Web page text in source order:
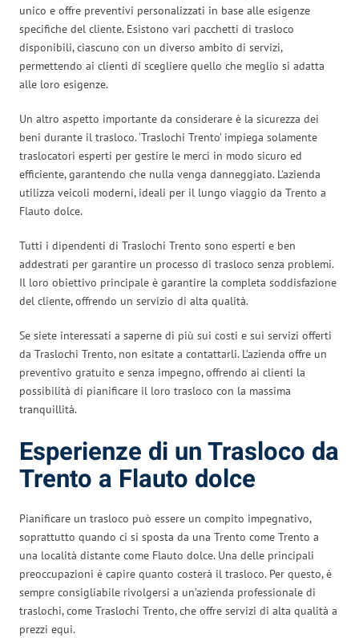
unico e offre preventivi personalizzati in base alle esigenze
specifiche del cliente. Esistono vari pacchetti di trasloco
disponibili, ciascuno con un diverso ambito di servizi,
permettendo ai clienti di scegliere quello che meglio si adatta
alle loro esigenze.
Un altro aspetto importante da considerare è la sicurezza dei
beni durante il trasloco. ‘Traslochi Trento’ impiega solamente
traslocatori esperti per gestire le merci in modo sicuro ed
efficiente, garantendo che nulla venga danneggiato. L’azienda
utilizza veicoli moderni, ideali per il lungo viaggio da Trento a
Flauto dolce.
Tutti i dipendenti di Traslochi Trento sono esperti e ben
addestrati per garantire un processo di trasloco senza problemi.
Il loro obiettivo principale è garantire la completa soddisfazione
del cliente, offrendo un servizio di alta qualità.
Se siete interessati a saperne di più sui costi e sui servizi offerti
da Traslochi Trento, non esitate a contattarli. L’azienda offre un
preventivo gratuito e senza impegno, offrendo ai clienti la
possibilità di pianificare il loro trasloco con la massima
tranquillità.
Esperienze di un Trasloco da
Trento a Flauto dolce
Pianificare un trasloco può essere un compito impegnativo,
soprattutto quando ci si sposta da una Trento come Trento a
una località distante come Flauto dolce. Una delle principali
preoccupazioni è capire quanto costerà il trasloco. Per questo, è
sempre consigliabile rivolgersi a un’azienda professionale di
traslochi, come Traslochi Trento, che offre servizi di alta qualità a
prezzi equi.